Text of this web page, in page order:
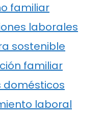
familiar
laborales
sostenible
familiar
domésticos
laboral